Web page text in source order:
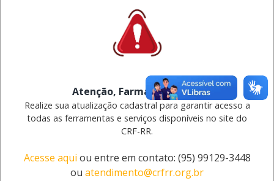
recursos de atendimento farmacêutico em Libras,
vocabulário farmacêutico bilíngue e conteúdos educativos
voltados à promoção do uso racional de medicamentos,
fortalecendo a integração entre surdos e ouvintes no
Outro destaque do programa é a produção do Vocabulário
Terminográfico Farmacêutico Bilíngue (Português-Libras),
obra considerada inovadora por reunir terminologias da
ouvintes, fortalecendo a comunicação em saúde e
contribuindo para a inclusão linguística. O primeiro volume
Atenção, Farmacêutico(a)!
Realize sua atualização cadastral para garantir acesso a
todas as ferramentas e serviços disponíveis no site do
CRF-RR.
Acesse aqui ou entre em contato: (95) 99129-3448
ou atendimento@crfrr.org.br